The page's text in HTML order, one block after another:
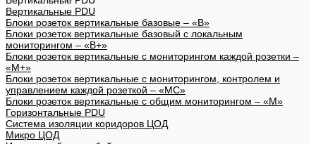
Вертикальные PDU
Блоки розеток вертикальные базовые – «В»
Блоки розеток вертикальные базовый с локальным
мониторингом – «В+»
Блоки розеток вертикальные с мониторингом каждой розетки –
«М+»
Блоки розеток вертикальные с мониторингом, контролем и
управлением каждой розеткой – «МС»
Блоки розеток вертикальные с общим мониторингом – «М»
Горизонтальные PDU
Система изоляции коридоров ЦОД
Микро ЦОД